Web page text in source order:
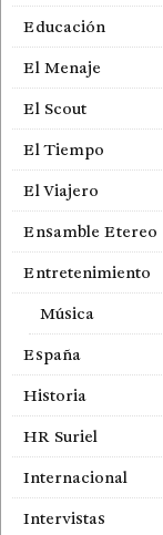
Educación
El Menaje
El Scout
El Tiempo
El Viajero
Ensamble Etereo
Entretenimiento
Música
España
Historia
HR Suriel
Internacional
Intervistas